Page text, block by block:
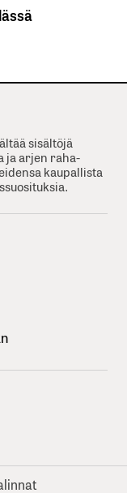
sisältöjä
ja arjen raha-
kaupallista